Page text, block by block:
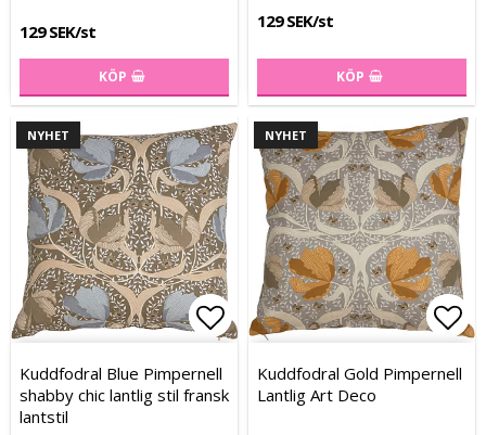
129 SEK/st
KÖP
129 SEK/st
KÖP
NYHET
Lägg till i favoritlistan
Lägg till i favoritlistan
Kuddfodral Blue Pimpernell
shabby chic lantlig stil fransk
lantstil
NYHET
Kuddfodral Gold Pimpernell
Lantlig Art Deco